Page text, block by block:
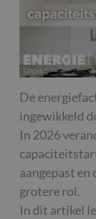
De
ingewikkeld
In 2026
aangepast en
grotere rol.
In dit artikel